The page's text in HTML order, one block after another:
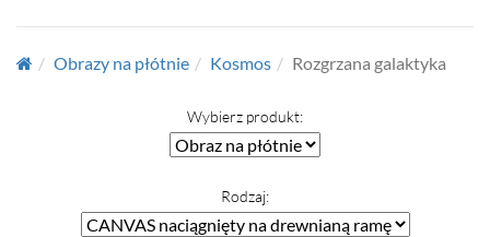
Obrazy na płótnie Kosmos Rozgrzana galaktyka
Wybierz produkt:
Rodzaj: